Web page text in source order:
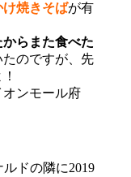
け焼きそばが有
からまた食べた
たのですが、先
オンモール府
ドの隣に2019